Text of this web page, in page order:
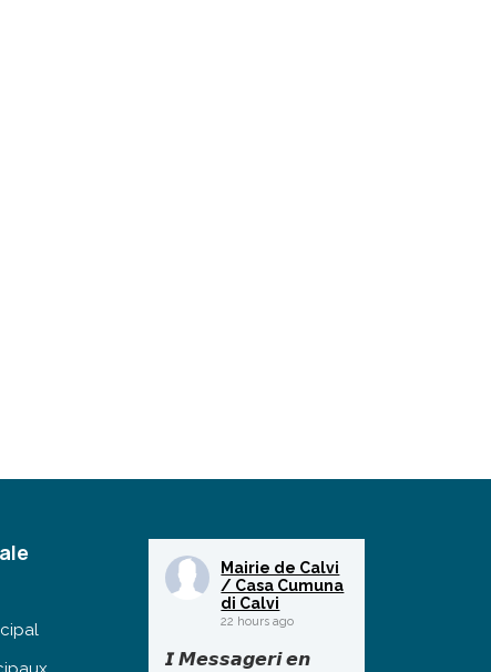
Mairie de Calvi
/ Casa Cumuna
di Calvi
22 hours ago
𝙄 𝙈𝙚𝙨𝙨𝙖𝙜𝙚𝙧𝙞 𝙚𝙣